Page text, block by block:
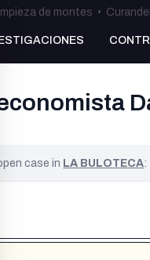
de montes •
case in LA BULOTECA: